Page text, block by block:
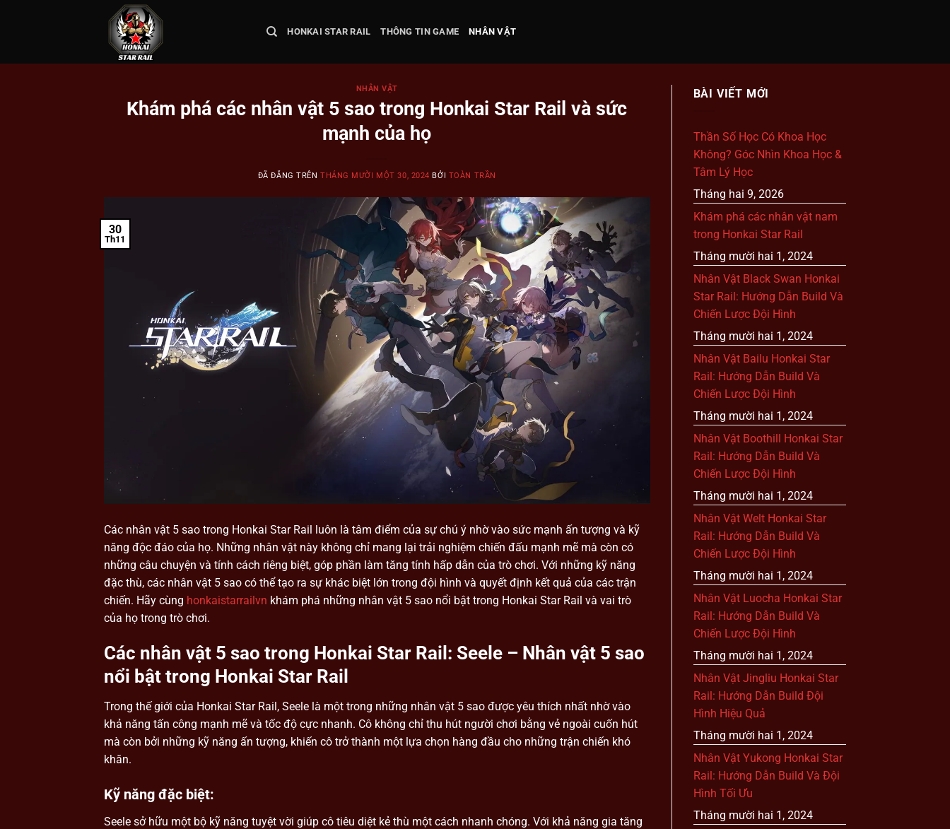
dung
HONKAI STAR RAIL THÔNG TIN GAME NHÂN VẬT
NHÂN VẬT
Khám phá các nhân vật 5 sao trong Honkai Star Rail và sức
mạnh của họ
ĐÃ ĐĂNG TRÊNTHÁNG MƯỜI MỘT 30, 2024 BỞI TOÀN TRẦN
30
Th11
Các nhân vật 5 sao trong Honkai Star Rail luôn là tâm điểm của sự chú ý nhờ vào sức mạnh ấn tượng và kỹ
năng độc đáo của họ. Những nhân vật này không chỉ mang lại trải nghiệm chiến đấu mạnh mẽ mà còn có
những câu chuyện và tính cách riêng biệt, góp phần làm tăng tính hấp dẫn của trò chơi. Với những kỹ năng
đặc thù, các nhân vật 5 sao có thể tạo ra sự khác biệt lớn trong đội hình và quyết định kết quả của các trận
chiến. Hãy cùng honkaistarrailvn khám phá những nhân vật 5 sao nổi bật trong Honkai Star Rail và vai trò
của họ trong trò chơi.
Các nhân vật 5 sao trong Honkai Star Rail: Seele – Nhân vật 5 sao
nổi bật trong Honkai Star Rail
Trong thế giới của Honkai Star Rail, Seele là một trong những nhân vật 5 sao được yêu thích nhất nhờ vào
khả năng tấn công mạnh mẽ và tốc độ cực nhanh. Cô không chỉ thu hút người chơi bằng vẻ ngoài cuốn hút
mà còn bởi những kỹ năng ấn tượng, khiến cô trở thành một lựa chọn hàng đầu cho những trận chiến khó
khăn.
Kỹ năng đặc biệt:
Seele sở hữu một bộ kỹ năng tuyệt vời giúp cô tiêu diệt kẻ thù một cách nhanh chóng. Với khả năng gia tăng
BÀI VIẾT MỚI
Thần Số Học Có Khoa Học
Không? Góc Nhìn Khoa Học &
Tâm Lý Học
Tháng hai 9, 2026
Khám phá các nhân vật nam
trong Honkai Star Rail
Tháng mười hai 1, 2024
Nhân Vật Black Swan Honkai
Star Rail: Hướng Dẫn Build Và
Chiến Lược Đội Hình
Tháng mười hai 1, 2024
Nhân Vật Bailu Honkai Star
Rail: Hướng Dẫn Build Và
Chiến Lược Đội Hình
Tháng mười hai 1, 2024
Nhân Vật Boothill Honkai Star
Rail: Hướng Dẫn Build Và
Chiến Lược Đội Hình
Tháng mười hai 1, 2024
Nhân Vật Welt Honkai Star
Rail: Hướng Dẫn Build Và
Chiến Lược Đội Hình
Tháng mười hai 1, 2024
Nhân Vật Luocha Honkai Star
Rail: Hướng Dẫn Build Và
Chiến Lược Đội Hình
Tháng mười hai 1, 2024
Nhân Vật Jingliu Honkai Star
Rail: Hướng Dẫn Build Đội
Hình Hiệu Quả
Tháng mười hai 1, 2024
Nhân Vật Yukong Honkai Star
Rail: Hướng Dẫn Build Và Đội
Hình Tối Ưu
Tháng mười hai 1, 2024